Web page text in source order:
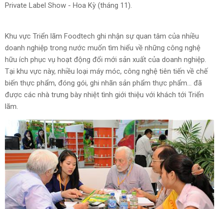
Private Label Show - Hoa Kỳ (tháng 11).
Khu vực Triển lãm Foodtech ghi nhận sự quan tâm của nhiều
doanh nghiệp trong nước muốn tìm hiểu về những công nghệ
hữu ích phục vụ hoạt động đổi mới sản xuất của doanh nghiệp.
Tại khu vực này, nhiều loại máy móc, công nghệ tiên tiến về chế
biến thực phẩm, đóng gói, ghi nhãn sản phẩm thực phẩm... đã
được các nhà trưng bày nhiệt tình giới thiệu với khách tới Triển
lãm.